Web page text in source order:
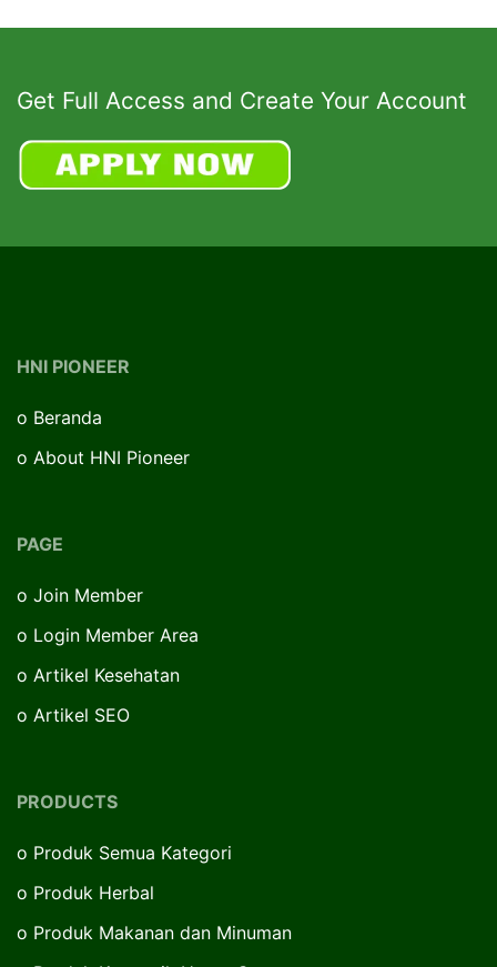
Get Full Access and Create Your Account
HNI PIONEER
o Beranda
o About HNI Pioneer
PAGE
o Join Member
o Login Member Area
o Artikel Kesehatan
o Artikel SEO
PRODUCTS
o Produk Semua Kategori
o Produk Herbal
o Produk Makanan dan Minuman